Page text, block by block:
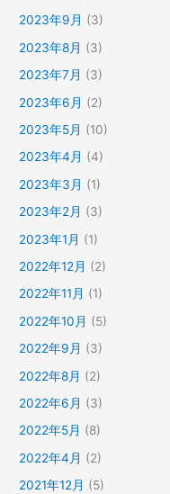
2023年9月 (3)
2023年8月 (3)
2023年7月 (3)
2023年6月 (2)
2023年5月 (10)
2023年4月 (4)
2023年3月 (1)
2023年2月 (3)
2023年1月 (1)
2022年12月 (2)
2022年11月 (1)
2022年10月 (5)
2022年9月 (3)
2022年8月 (2)
2022年6月 (3)
2022年5月 (8)
2022年4月 (2)
2021年12月 (5)